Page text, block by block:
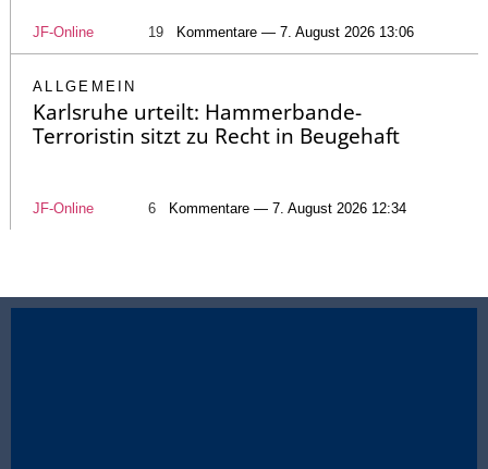
JF-Online 19 Kommentare — 7. August 2026 13:06
ALLGEMEIN
Karlsruhe urteilt: Hammerbande-
Terroristin sitzt zu Recht in Beugehaft
JF-Online 6 Kommentare — 7. August 2026 12:34